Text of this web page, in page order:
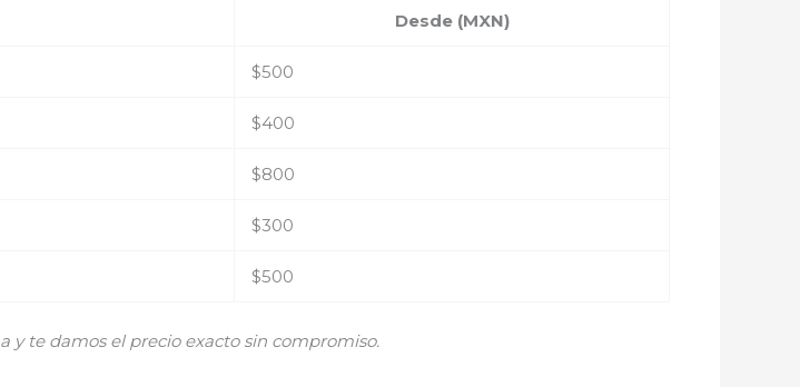
Desde (MXN)
$500
$400
$800
$300
$500
y te damos el precio exacto sin compromiso.